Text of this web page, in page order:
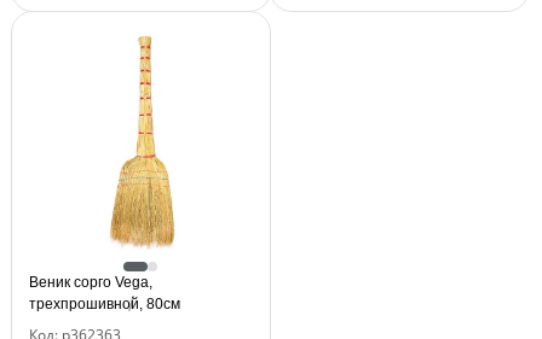
Веник сорго Vega,
трехпрошивной, 80см
Код: р362363